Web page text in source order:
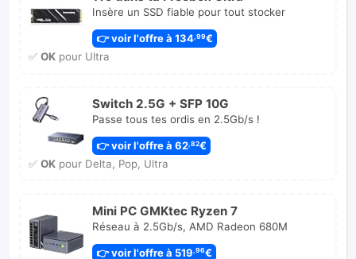
Insère un SSD fiable pour tout stocker
👉 voir l'offre à 134 ,99€
✅ OKpour Ultra
Switch 2.5G + SFP 10G
Passe tous tes ordis en 2.5Gb/s !
👉 voir l'offre à 62,82€
✅ OKpour Delta, Pop, Ultra
Mini PC GMKtec Ryzen 7
Réseau à 2.5Gb/s, AMD Radeon 680M
👉 voir l'offre à 519,96€